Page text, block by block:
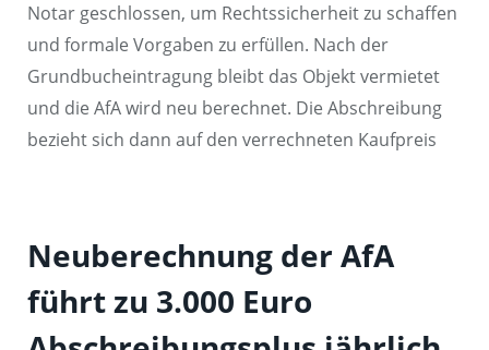
Notar geschlossen, um Rechtssicherheit zu schaffen
und formale Vorgaben zu erfüllen. Nach der
Grundbucheintragung bleibt das Objekt vermietet
und die AfA wird neu berechnet. Die Abschreibung
bezieht sich dann auf den verrechneten Kaufpreis
Neuberechnung der AfA
führt zu 3.000 Euro